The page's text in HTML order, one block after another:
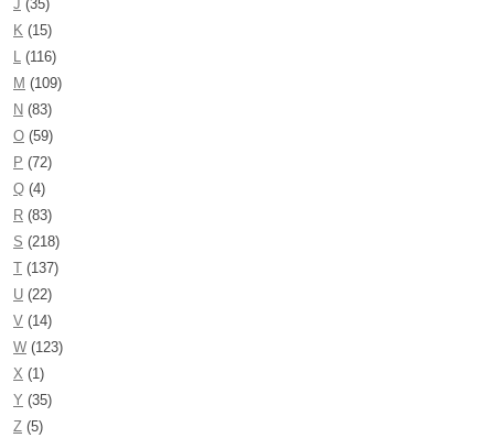
J (35)
K (15)
L (116)
M (109)
N (83)
O (59)
P (72)
Q (4)
R (83)
S (218)
T (137)
U (22)
V (14)
W (123)
X (1)
Y (35)
Z (5)